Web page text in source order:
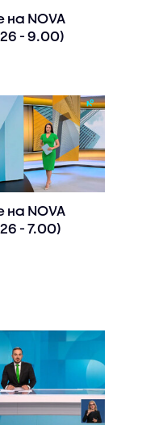
NOVA
- 9.00)
NOVA
- 7.00)